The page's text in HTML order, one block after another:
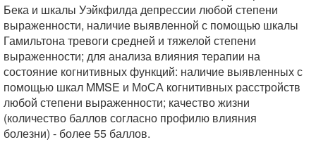
Бека и шкалы Уэйкфилда депрессии любой степени
выраженности, наличие выявленной с помощью шкалы
Гамильтона тревоги средней и тяжелой степени
выраженности; для анализа влияния терапии на
состояние когнитивных функций: наличие выявленных с
помощью шкал MMSE и МоСА когнитивных расстройств
любой степени выраженности; качество жизни
(количество баллов согласно профилю влияния
болезни) - более 55 баллов.